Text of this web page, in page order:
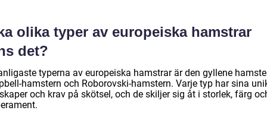
olika typer av europeiska hamstrar
det?
typerna av europeiska hamstrar är den gyllene
hamstern och Roborovski-hamstern. Varje typ har sina
och krav på skötsel, och de skiljer sig åt i storlek, färg